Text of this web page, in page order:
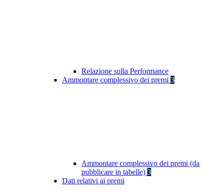
Relazione sulla Performance
Ammontare complessivo dei premi 3
Ammontare complessivo dei premi (da
pubblicare in tabelle) 3
Dati relativi ai premi